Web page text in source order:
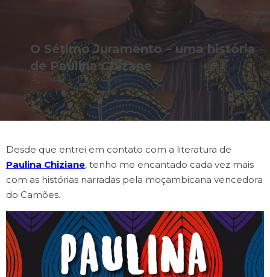
O Sétimo Juramento – uma história
de Paulina Chizane
Cristovam 16/07/2024
Desde que entrei em contato com a literatura de
Paulina Chiziane, tenho me encantado cada vez mais
com as histórias narradas pela moçambicana vencedora
do Camões.